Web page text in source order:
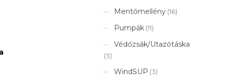
Mentőmellény (16)
Pumpák (11)
Védőzsák/Utazótáska
(3)
WindSUP (3)